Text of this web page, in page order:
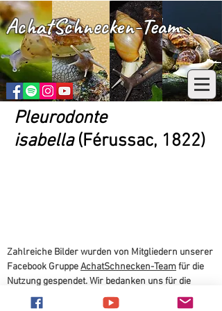
AchatSchnecken-Team
Pleurodonte
isabella(Férussac, 1822)
Zahlreiche Bilder wurden von Mitgliedern unserer
Facebook GruppeAchatSchnecken-Teamfür die
Nutzung gespendet. Wir bedanken uns für die
Nutzungserlaubnis.
Alle Bilder und Texte sind